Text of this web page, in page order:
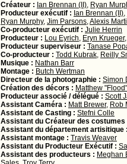
Créateur : Ian Brennan (II), Ryan
Producteur exécutif : Ian Brennan (II),
Ryan Murphy, Jim Parsons,Alexis
Co-producteur exécutif : Julie Herrin
Producteur : Lou Eyrich, Eryn Krueger,
Producteur superviseur : Tanase
Co-producteur : Todd Kubrak, Reilly
Musique : Nathan Barr
Montage : Butch Wertman
Directeur de la photographie : Simon
Création des décors : Matthew
Producteur associé / délégué : Scott
Assistant Caméra : Matt Brewer, Rob
Assistant de Casting : Stefni Colle
Assistant du Créateur des costumes
Assistant du département artisitique :
Assistant montage : Travis Weaver
Assistant du Producteur Exécutif :
Assistant des producteurs : Meghan